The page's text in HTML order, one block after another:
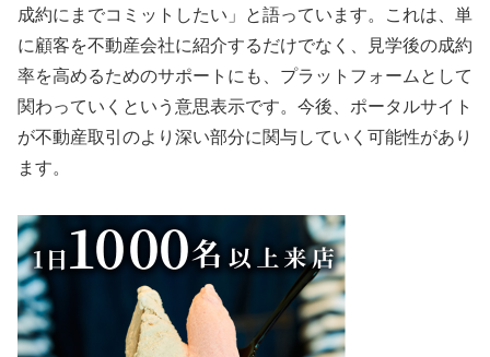
成約にまでコミットしたい」と語っています。これは、単
に顧客を不動産会社に紹介するだけでなく、見学後の成約
率を高めるためのサポートにも、プラットフォームとして
関わっていくという意思表示です。今後、ポータルサイト
が不動産取引のより深い部分に関与していく可能性があり
ます。